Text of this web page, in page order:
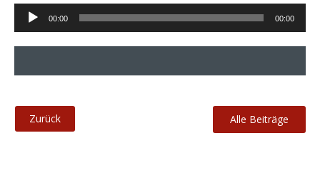
Audio-
Player
00:00 00:00
Alle Beiträge